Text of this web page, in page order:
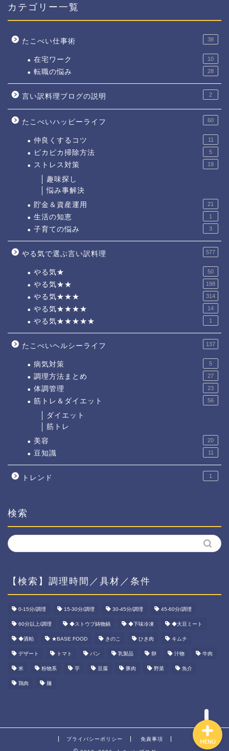
カテゴリー一覧
たこべい仕事術 38
在宅ワーク 10
転職の悩み 28
言い訳料理ブログの説明 2
たこべいハッピーライフ 60
仲良くするコツ 11
ピカピカ掃除方法 5
ストレス対策 19
趣味探し
悩み事解決
貯金＆資産運用
21
生活の知恵 1
子育ての悩み 3
やる気で選ぶ言い訳料理 577
やる気★ 50
やる気★★ 198
やる気★★★ 314
やる気★★★★ 14
やる気★★★★★ 1
たこべいヘルシーライフ 137
病気対策 5
調理方法まとめ 27
体調管理 23
筋トレ＆ダイエット 56
ダイエット
筋トレ
美容
20
豆知識 11
トレンド 1
検索
【検索】調理時間／具材／条件
0-15分/調理 15-30分/調理 30-45分/調理 45-60分/調理
60分以上/調理 ◆ストウブ鋳物鍋 ◆下味冷凍 ◆大豆ミート
◆酒粕 ★BASE FOOD きのこ ひき肉 キムチ
デザート トマト パン 乳製品 卵 汁物 牛肉
米 粉物系 芋 豆腐 豚肉 野菜 魚介
鶏肉 麺
プライバシーポリシー 免責事項 MENU
ホーム
資産運用
ダイエット